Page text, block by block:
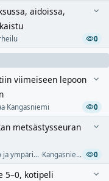
aidoissa,
0
viimeiseen lepoon
·Kangasniemi 0
metsästysseuran
Luonto ja ympäristö · Kangasniemi 0
5–0, kotipeli